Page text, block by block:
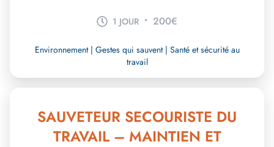
1 JOUR • 200€
Environnement | Gestes qui sauvent | Santé et sécurité au
travail
SAUVETEUR SECOURISTE DU
TRAVAIL – MAINTIEN ET